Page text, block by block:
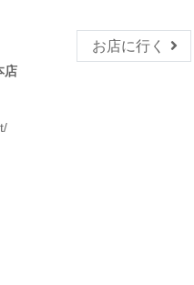
お店に行く
店